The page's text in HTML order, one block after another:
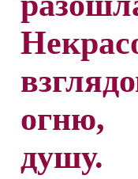
огню,
душу.